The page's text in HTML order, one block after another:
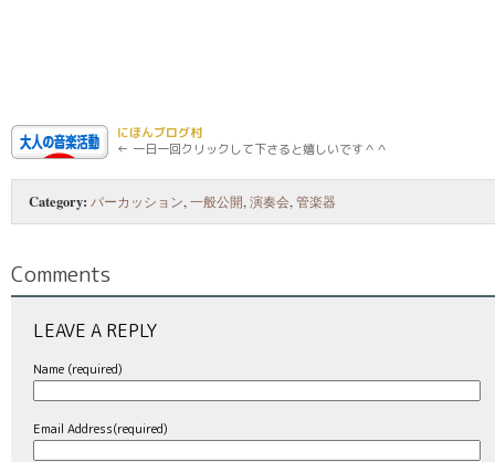
にほんブログ村
← 一日一回クリックして下さると嬉しいです＾＾
Category: パーカッション,一般公開,演奏会,管楽器
Comments
LEAVE A REPLY
Name (required)
Email Address(required)